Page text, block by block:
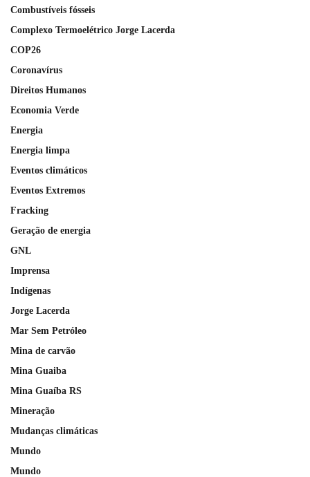
Combustíveis fósseis
Complexo Termoelétrico Jorge Lacerda
COP26
Coronavírus
Direitos Humanos
Economia Verde
Energia
Energia limpa
Eventos climáticos
Eventos Extremos
Fracking
Geração de energia
GNL
Imprensa
Indígenas
Jorge Lacerda
Mar Sem Petróleo
Mina de carvão
Mina Guaiba
Mina Guaíba RS
Mineração
Mudanças climáticas
Mundo
Mundo